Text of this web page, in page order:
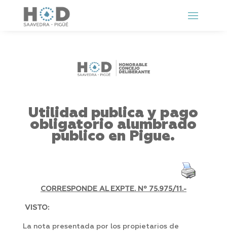
Utilidad publica y pago
obligatorio alumbrado
publico en Pigue.
CORRESPONDE AL EXPTE. Nº 75.975/11.-
VISTO:
La nota presentada por los propietarios de